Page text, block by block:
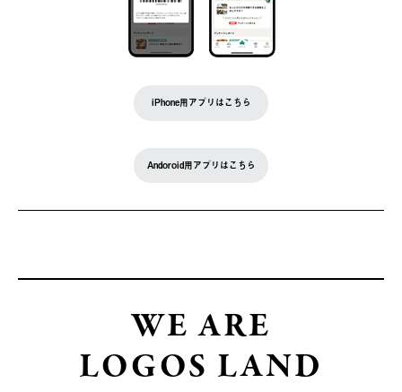
iPhone用アプリはこちら
Andoroid用アプリはこちら
WE ARE
LOGOS LAND